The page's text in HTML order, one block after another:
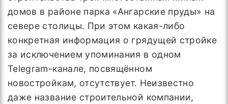
домов в районе парка «Ангарские пруды» на
севере столицы. При этом какая-либо
конкретная информация о грядущей стройке
за исключением упоминания в одном
Telegram-канале, посвящённом
новостройкам, отсутствует. Неизвестно
даже название строительной компании,